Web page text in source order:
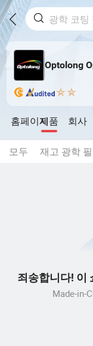
Optolong
홈페이지제품 회사
모두 재고 광학
죄송합니다! 이
Made-in-